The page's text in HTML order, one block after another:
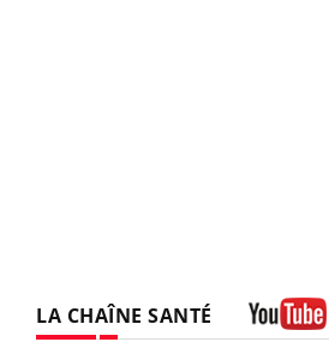
LA CHAÎNE SANTÉ